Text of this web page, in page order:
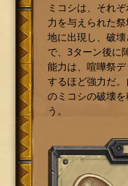
ミコシは、それ
力を与えられた
地に出現し、破
で、3ターン後に
能力は、喧嘩祭
するほど強力だ
のミコシの破壊
う。